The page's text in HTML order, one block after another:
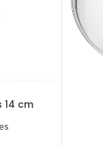
14 cm